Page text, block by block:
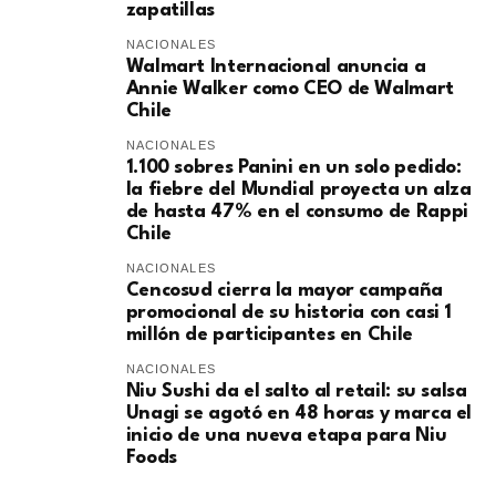
zapatillas
NACIONALES
Walmart Internacional anuncia a
Annie Walker como CEO de Walmart
Chile
NACIONALES
1.100 sobres Panini en un solo pedido:
la fiebre del Mundial proyecta un alza
de hasta 47% en el consumo de Rappi
Chile
NACIONALES
Cencosud cierra la mayor campaña
promocional de su historia con casi 1
millón de participantes en Chile
NACIONALES
Niu Sushi da el salto al retail: su salsa
Unagi se agotó en 48 horas y marca el
inicio de una nueva etapa para Niu
Foods